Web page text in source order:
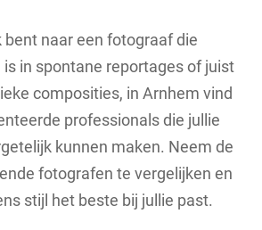
bent naar een fotograaf die
in spontane reportages of juist
composities, in Arnhem vind
professionals die jullie
kunnen maken. Neem de
fotografen te vergelijken en
stijl het beste bij jullie past.